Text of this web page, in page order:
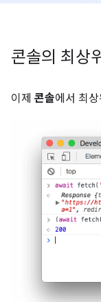
콘솔의 최상
이제 콘솔에서 최상